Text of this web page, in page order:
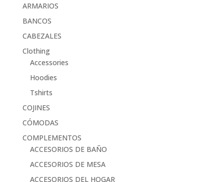
ARMARIOS
BANCOS
CABEZALES
Clothing
Accessories
Hoodies
Tshirts
COJINES
CÓMODAS
COMPLEMENTOS
ACCESORIOS DE BAÑO
ACCESORIOS DE MESA
ACCESORIOS DEL HOGAR